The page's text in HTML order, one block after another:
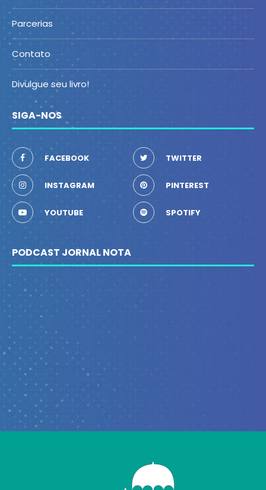
Parcerias
Contato
Divulgue seu livro!
SIGA-NOS
FACEBOOK TWITTER
INSTAGRAM PINTEREST
YOUTUBE SPOTIFY
PODCAST JORNAL NOTA